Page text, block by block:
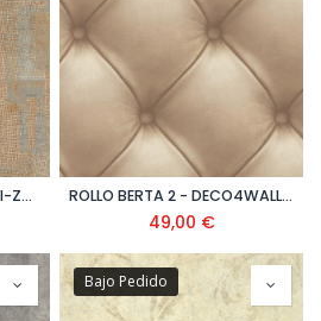
ROLLO BARRI 3 -TRUSARDI-Z5805 ROLLO BERTA 2 - DECO4WALLS- EW3002
49,00 €
Bajo Pedido